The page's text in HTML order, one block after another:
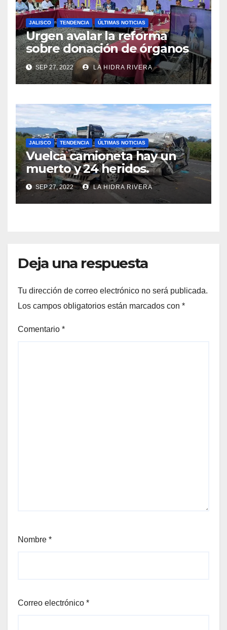
JALISCO TENDENCIA ÚLTIMAS NOTICIAS
Urgen avalar la reforma
sobre donación de órganos
en Jalisco.
SEP 27, 2022 LA HIDRA RIVERA
JALISCO TENDENCIA ÚLTIMAS NOTICIAS
Vuelca camioneta hay un
muerto y 24 heridos.
SEP 27, 2022 LA HIDRA RIVERA
Deja una respuesta
Tu dirección de correo electrónico no será publicada.
Los campos obligatorios están marcados con *
Comentario *
Nombre *
Correo electrónico *